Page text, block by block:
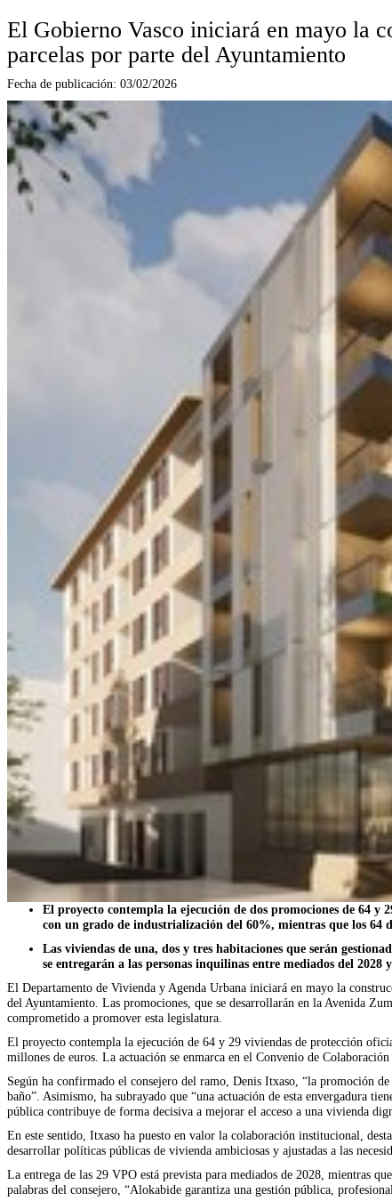
El Gobierno Vasco iniciará en mayo la
parcelas por parte del Ayuntamiento
Fecha de publicación: 03/02/2026
El proyecto contempla la ejecución de dos promociones de 64 y
con un grado de industrialización del 60%, mientras que los 64
Las viviendas de una, dos y tres habitaciones que serán
se entregarán a las personas inquilinas entre mediados del 2028
El Departamento de Vivienda y Agenda Urbana iniciará en mayo la
del Ayuntamiento. Las promociones, que se desarrollarán en la Avenida
comprometido a promover esta legislatura.
El proyecto contempla la ejecución de 64 y 29 viviendas de protección
millones de euros. La actuación se enmarca en el Convenio de
Según ha confirmado el consejero del ramo, Denis Itxaso, “la promoción
baño”. Asimismo, ha subrayado que “una actuación de esta envergadura
pública contribuye de forma decisiva a mejorar el acceso a una vivienda
En este sentido, Itxaso ha puesto en valor la colaboración institucional,
desarrollar políticas públicas de vivienda ambiciosas y ajustadas a las
La entrega de las 29 VPO está prevista para mediados de 2028, mientras
palabras del consejero, “Alokabide garantiza una gestión pública,